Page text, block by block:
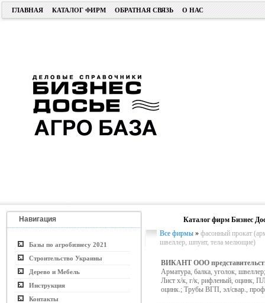
ГЛАВНАЯ КАТАЛОГ ФИРМ ОБРАТНАЯ СВЯЗЬ О НАС
Навигация
Базы по агробизнесу 2021
Строительство Украины
Дерево и Мебель
Инструкция
Контакты
Каталог фирм Бизнес
Все фирмы » фасонный прокат
швеллер, шпунт, тела мелющие)
ВИКАНТ ООО
Арматура, балка, уголок,
Лист х/к, г/к, рифленый, оцинк,
оцинк.; Трубы ВГП, эл/свар.,